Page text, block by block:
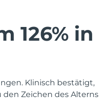
126% in
Klinisch bestätigt,
Zeichen des Alterns